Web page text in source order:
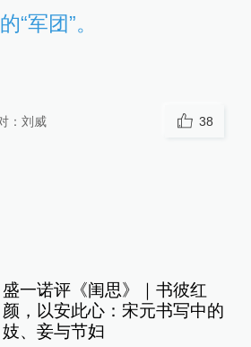
“军团”。
： 刘威 38
盛一诺评《闺思》｜书彼红
颜，以安此心：宋元书写中的
妓、妾与节妇